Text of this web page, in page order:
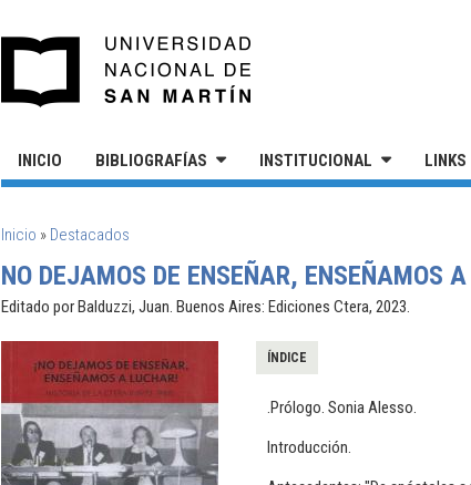
INICIO BIBLIOGRAFÍAS INSTITUCIONAL LINKS
SE ENCUENTRA USTED AQUÍ
Inicio » Destacados
NO DEJAMOS DE ENSEÑAR,
Editado por Balduzzi, Juan. Buenos Aires: Ediciones Ctera, 2023.
ÍNDICE
.Prólogo. Sonia Alesso.
Introducción.